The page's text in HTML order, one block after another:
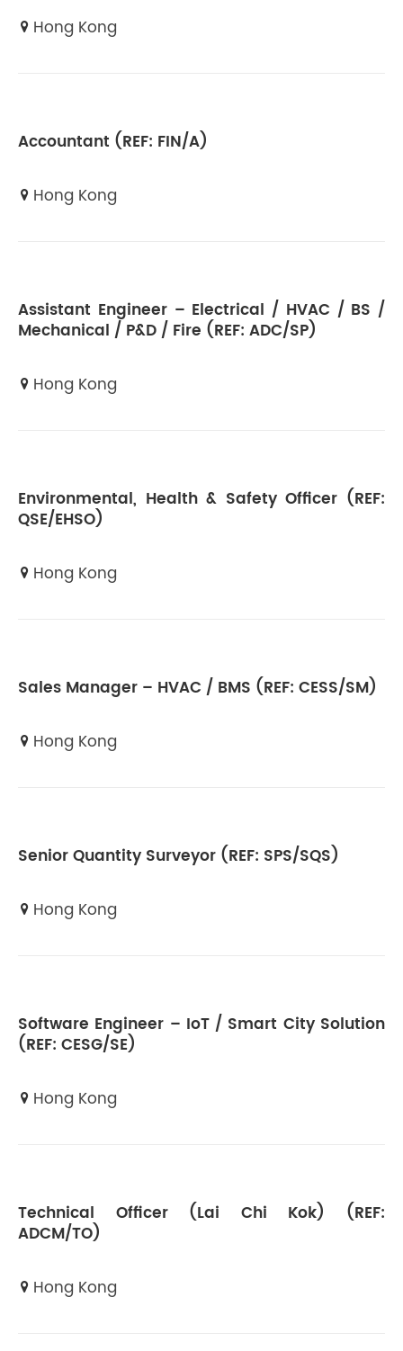
Hong Kong
Accountant (REF: FIN/A)
Hong Kong
Assistant Engineer – Electrical / HVAC / BS /
Mechanical / P&D / Fire (REF: ADC/SP)
Hong Kong
Environmental, Health & Safety Officer (REF:
QSE/EHSO)
Hong Kong
Sales Manager – HVAC / BMS (REF: CESS/SM)
Hong Kong
Senior Quantity Surveyor (REF: SPS/SQS)
Hong Kong
Software Engineer – IoT / Smart City Solution
(REF: CESG/SE)
Hong Kong
Technical Officer (Lai Chi Kok) (REF:
ADCM/TO)
Hong Kong